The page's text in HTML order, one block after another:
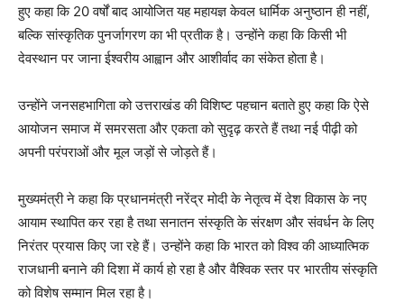
हुए कहा कि 20 वर्षों बाद आयोजित यह महायज्ञ केवल धार्मिक अनुष्ठान ही नहीं,
बल्कि सांस्कृतिक पुनर्जागरण का भी प्रतीक है। उन्होंने कहा कि किसी भी
देवस्थान पर जाना ईश्वरीय आह्वान और आशीर्वाद का संकेत होता है।
उन्होंने जनसहभागिता को उत्तराखंड की विशिष्ट पहचान बताते हुए कहा कि ऐसे
आयोजन समाज में समरसता और एकता को सुदृढ़ करते हैं तथा नई पीढ़ी को
अपनी परंपराओं और मूल जड़ों से जोड़ते हैं।
मुख्यमंत्री ने कहा कि प्रधानमंत्री नरेंद्र मोदी के नेतृत्व में देश विकास के नए
आयाम स्थापित कर रहा है तथा सनातन संस्कृति के संरक्षण और संवर्धन के लिए
निरंतर प्रयास किए जा रहे हैं। उन्होंने कहा कि भारत को विश्व की आध्यात्मिक
राजधानी बनाने की दिशा में कार्य हो रहा है और वैश्विक स्तर पर भारतीय संस्कृति
को विशेष सम्मान मिल रहा है।